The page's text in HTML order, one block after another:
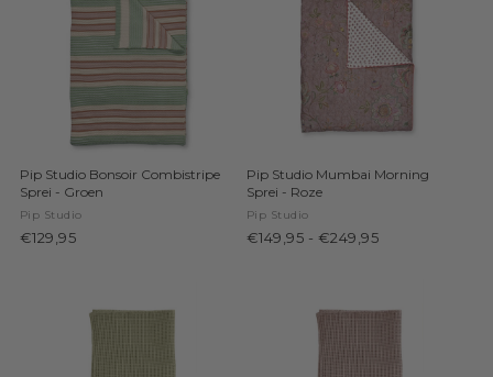
Pip Studio Bonsoir Combistripe
Sprei - Groen
Pip Studio
€129,95
Pip Studio Mumbai Morning
Sprei - Roze
Pip Studio
€149,95 - €249,95